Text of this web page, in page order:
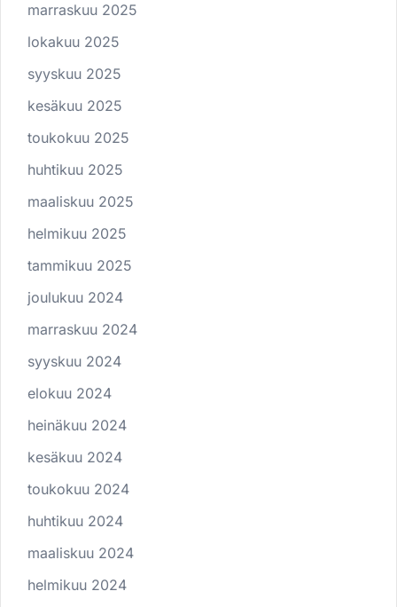
marraskuu 2025
lokakuu 2025
syyskuu 2025
kesäkuu 2025
toukokuu 2025
huhtikuu 2025
maaliskuu 2025
helmikuu 2025
tammikuu 2025
joulukuu 2024
marraskuu 2024
syyskuu 2024
elokuu 2024
heinäkuu 2024
kesäkuu 2024
toukokuu 2024
huhtikuu 2024
maaliskuu 2024
helmikuu 2024